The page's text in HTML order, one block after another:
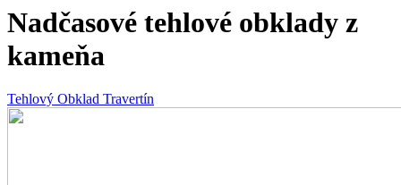
Nadčasové tehlové obklady z
kameňa
Tehlový Obklad Travertín